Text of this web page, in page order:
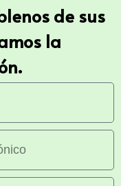
de sus
la